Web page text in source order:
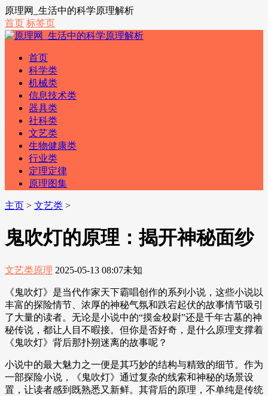
原理网_生活中的科学原理解析
首页 标签页
首页
科学类
机械类
信息技术类
器具类
社科类
文艺类
生物健康类
行业类
定理定律
原理图集
主页 > 文艺类 >
鬼吹灯的原理：揭开神秘面纱
文艺类原理 2025-05-13 08:07未知
《鬼吹灯》是当代作家天下霸唱创作的系列小说，这些小说以
丰富的探险情节、浓厚的神秘气氛和跌宕起伏的故事情节吸引
了大量的读者。无论是小说中的“摸金校尉”还是千年古墓的神
秘传说，都让人目不暇接。但你是否好奇，是什么原理支撑着
《鬼吹灯》背后那扑朔迷离的故事呢？
小说中的最大魅力之一便是其巧妙的结构与精致的细节。作为
一部探险小说，《鬼吹灯》通过复杂的线索和神秘的场景设
置，让读者感到既熟悉又新鲜。其背后的原理，不单纯是传统